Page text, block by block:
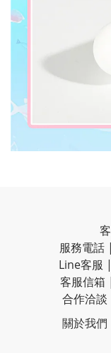
服務電話 |
Line客服 |
客服信箱 |
合作洽談
關於我